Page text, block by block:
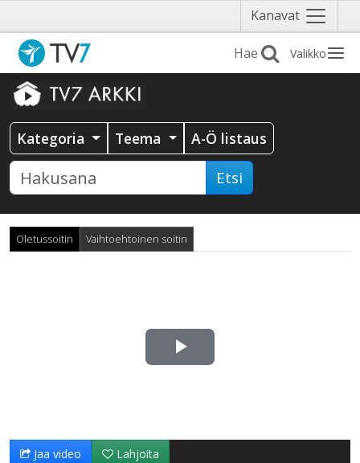
Kanavat Näytä
valikko
Valikko
Kategoria Teema A-Ö listaus
Etsi
Oletussoitin Vaihtoehtoinen soitin
Toista
Jaa video Lahjoita